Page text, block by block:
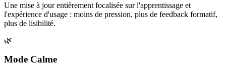
Une mise à jour entièrement focalisée sur l'apprentissage et
l'expérience d'usage : moins de pression, plus de feedback formatif,
plus de lisibilité.
🌿
Mode Calme